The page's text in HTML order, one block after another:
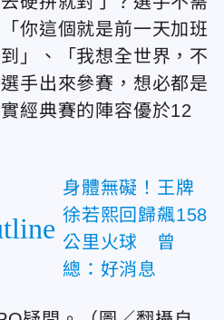
你這個就是前一天加班
」、「我想全世界，不
手出來參賽，想必都是
經典賽的陣容優於12
身體無礙！王牌
徐若熙回歸飆158
公里火球 曾
總：好消息